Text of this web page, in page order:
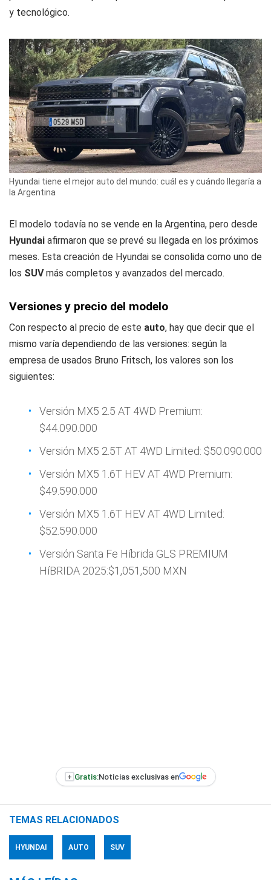
y tecnológico.
Hyundai tiene el mejor auto del mundo: cuál es y cuándo llegaría a
la Argentina
El modelo todavía no se vende en la Argentina, pero desde
Hyundai afirmaron que se prevé su llegada en los próximos
meses. Esta creación de Hyundai se consolida como uno de
los SUVmás completos y avanzados del mercado.
Versiones y precio del modelo
Con respecto al precio de este auto, hay que decir que el
mismo varía dependiendo de las versiones: según la
empresa de usados Bruno Fritsch, los valores son los
siguientes:
Versión MX5 2.5 AT 4WD Premium:
$44.090.000
Versión MX5 2.5T AT 4WD Limited: $50.090.000
Versión MX5 1.6T HEV AT 4WD Premium:
$49.590.000
Versión MX5 1.6T HEV AT 4WD Limited:
$52.590.000
Versión Santa Fe Híbrida GLS PREMIUM
HíBRIDA 2025:$1,051,500 MXN
+ Gratis:Noticias exclusivas en
TEMAS RELACIONADOS
HYUNDAI AUTO SUV